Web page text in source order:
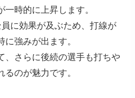
時的に上昇します。
に効果が及ぶため、打線が
強みが出ます。
、さらに後続の選手も打ちや
のが魅力です。